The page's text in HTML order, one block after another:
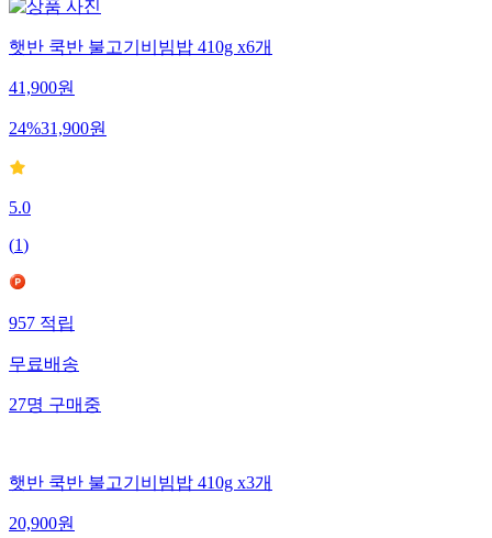
햇반 쿡반 불고기비빔밥 410g x6개
41,900원
24%31,900원
5.0
(1)
957적립
무료배송
27명구매중
햇반 쿡반 불고기비빔밥 410g x3개
20,900원